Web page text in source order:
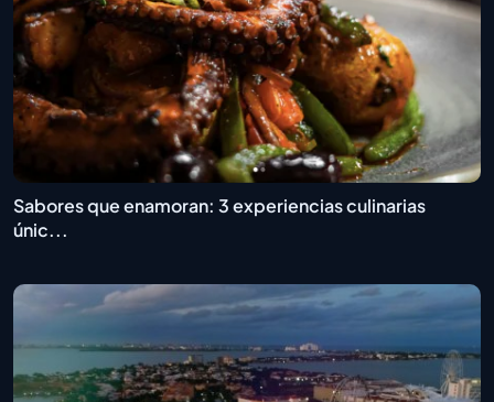
Sabores que enamoran: 3 experiencias culinarias
únic...